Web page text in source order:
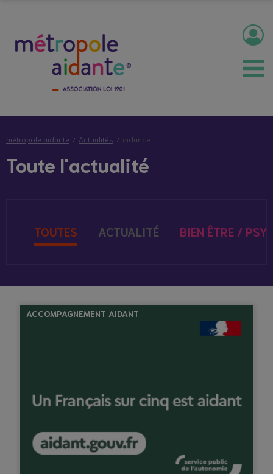
métropole aidante Actualités aidance
Toute l'actualité
TOUTES ACTUALITÉ BIEN ÊTRE /
ACCOMPAGNEMENT AIDANT